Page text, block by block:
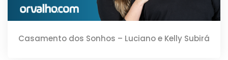
Casamento dos Sonhos – Luciano e Kelly Subirá